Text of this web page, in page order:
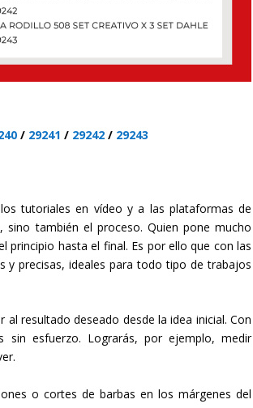
/ 29241 / 29242 / 29243
tutoriales en vídeo y a las plataformas de
también el proceso. Quien pone mucho
hasta el final. Es por ello que con las
y precisas, ideales para todo tipo de trabajos
resultado deseado desde la idea inicial. Con
sin esfuerzo. Lograrás, por ejemplo, medir
o cortes de barbas en los márgenes del